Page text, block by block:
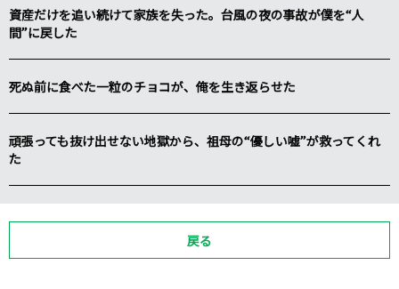
資産だけを追い続けて家族を失った。台風の夜の事故が僕を“人
間”に戻した
死ぬ前に食べた一粒のチョコが、俺を生き返らせた
頑張っても抜け出せない地獄から、祖母の“優しい嘘”が救ってくれ
た
戻る